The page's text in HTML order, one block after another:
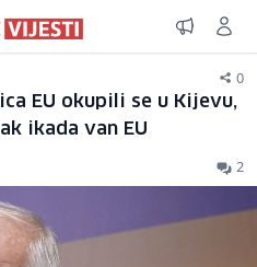
0
EU okupili se u Kijevu,
ikada van EU
2